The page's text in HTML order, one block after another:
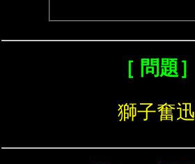
［ 問題］
獅子奮迅